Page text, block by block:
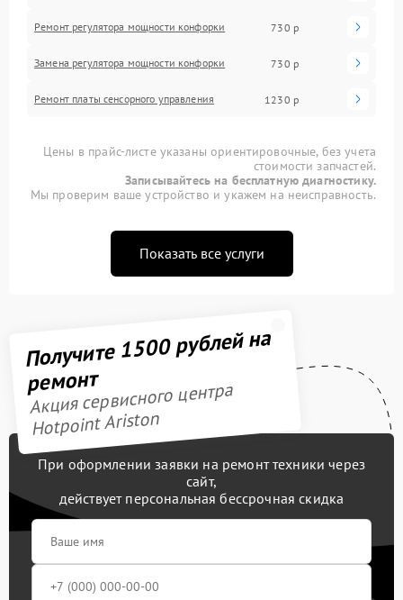
Ремонт регулятора мощности конфорки 730 р
Замена регулятора мощности конфорки 730 р
Ремонт платы сенсорного управления 1230 р
Цены в прайс-листе указаны ориентировочные, без учета
стоимости запчастей.
Записывайтесь на бесплатную диагностику.
Мы проверим ваше устройство и укажем на неисправность.
Показать все услуги
Получите 1500 рублей на
ремонт
Акция сервисного центра
Hotpoint Ariston
При оформлении заявки на ремонт техники через
сайт,
действует персональная бессрочная скидка